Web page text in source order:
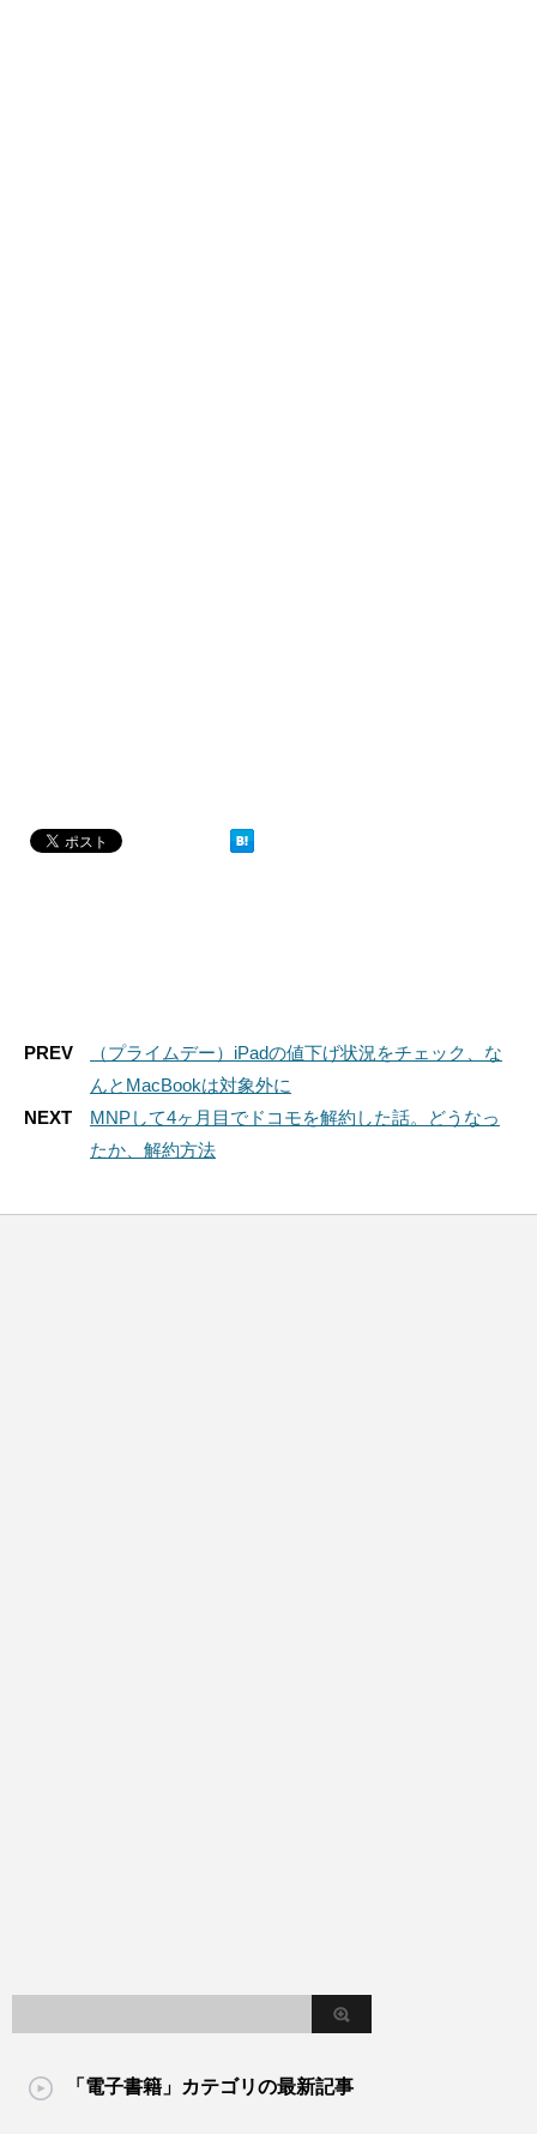
PREV
（プライムデー）iPadの値下げ状況をチェック、な
んとMacBookは対象外に
NEXT
MNPして4ヶ月目でドコモを解約した話。どうなっ
たか、解約方法
「電子書籍」カテゴリの最新記事